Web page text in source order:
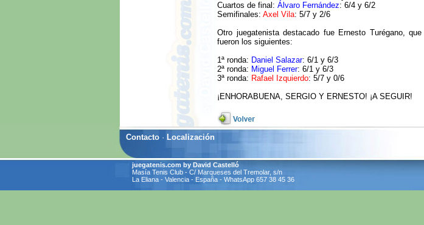
Cuartos de final: Álvaro Fernández: 6/4 y 6/2
Semifinales: Axel Vila: 5/7 y 2/6
Otro juegatenista destacado fue Ernesto Turégano,
fueron los siguientes:
1ª ronda: Daniel Salazar: 6/1 y 6/3
2ª ronda: Miguel Ferrer: 6/1 y 6/3
3ª ronda: Rafael Izquierdo: 5/7 y 0/6
¡ENHORABUENA, SERGIO Y ERNESTO! ¡A SEGUIR!
Contacto · Localización
juegatenis.com by David Castelló
Masía Tenis Club - C/ Marqueses del Tremolar, s/n
La Eliana - Valencia - España - WhatsApp 657 38 45 36